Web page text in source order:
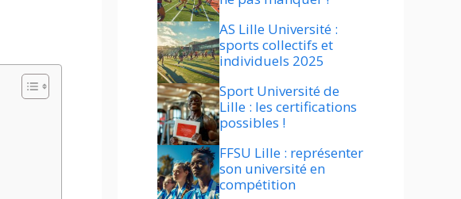
AS Lille Université :
sports collectifs et
individuels 2025
Sport Université de
Lille : les certifications
possibles !
FFSU Lille : représenter
son université en
compétition